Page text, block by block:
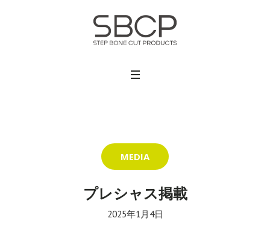
MEDIA
プレシャス掲載
2025年1月4日